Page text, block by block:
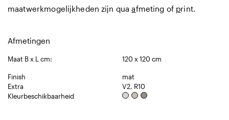
maatwerkmogelijkheden zijn quaafmeting of print.
Afmetingen
Maat B x L cm: 120 x 120 cm
Finish
mat
Extra
V2, R10
Kleurbeschikbaarheid